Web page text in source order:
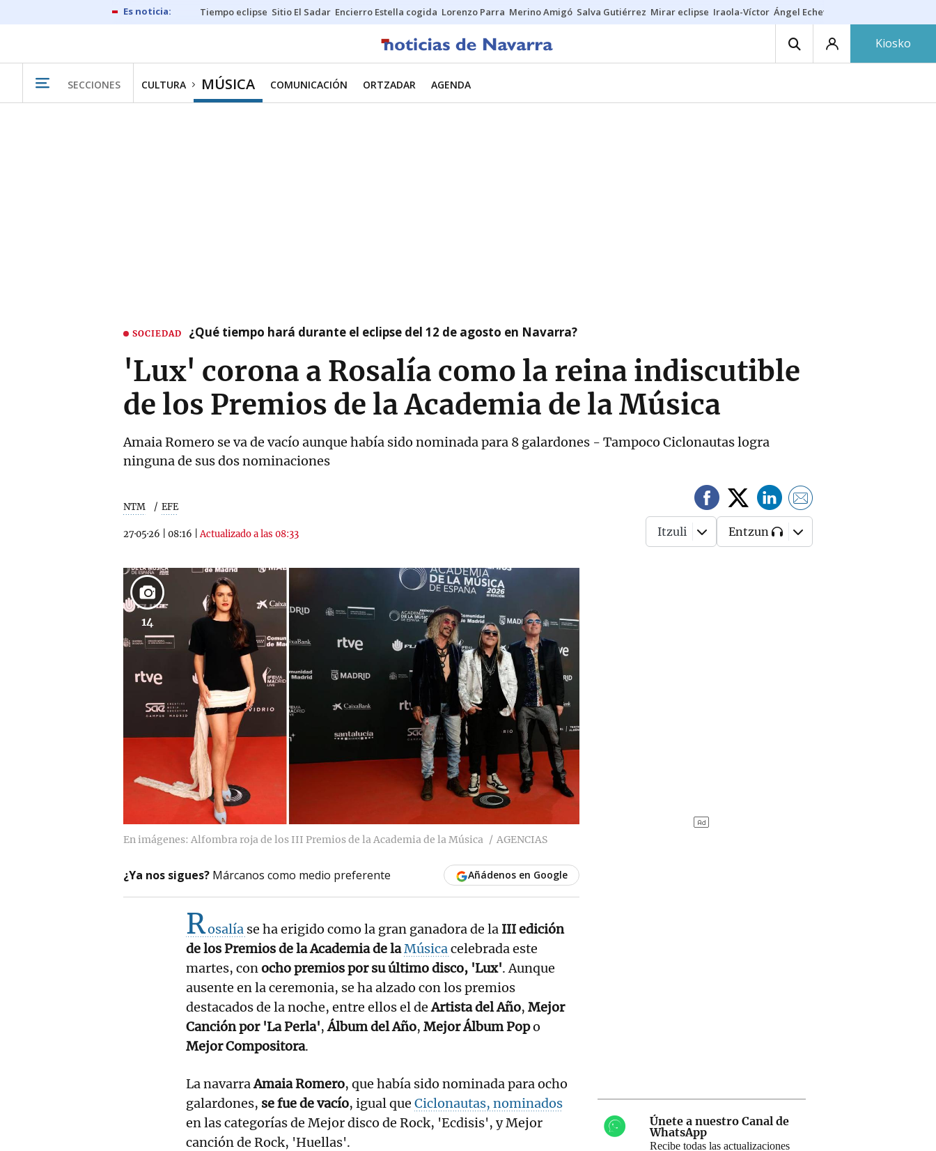
Tiempo eclipse Sitio El Sadar Encierro Estella cogida Lorenzo Parra Merino Amigó Salva Gutiérrez Mirar eclipse Iraola-Víctor Ángel Echeverría
Kiosko
SECCIONES CULTURA MÚSICA COMUNICACIÓN ORTZADAR AGENDA
SOCIEDAD ¿Qué tiempo hará durante el eclipse del 12 de agosto en Navarra?
'Lux' corona a Rosalía como la reina indiscutible
de los Premios de la Academia de la Música
Amaia Romero se va de vacío aunque había sido nominada para 8 galardones - Tampoco Ciclonautas logra
ninguna de sus dos nominaciones
NTM EFE
27·05·26 08:16 |Actualizado a las 08:33 Itzuli Entzun
14
En imágenes: Alfombra roja de los III Premios de la Academia de la Música AGENCIAS
¿Ya nos sigues? Márcanos como medio preferente Añádenos en Google
Rosalía se ha erigido como la gran ganadora de la III edición
de los Premios de la Academia de laMúsicacelebrada este
martes, conocho premios por su último disco, 'Lux'. Aunque
ausente en la ceremonia, se ha alzado con los premios
destacados de la noche, entre ellos el deArtista del Año, Mejor
Canción por 'La Perla',Álbum del Año, Mejor Álbum Popo
Mejor Compositora.
La navarraAmaia Romero, que había sido nominada para ocho
galardones, se fue de vacío, igual que Ciclonautas, nominados
en las categorías de Mejor disco de Rock, 'Ecdisis', y Mejor
canción de Rock, 'Huellas'.
Únete a nuestro Canal de
WhatsApp
Recibe todas las actualizaciones